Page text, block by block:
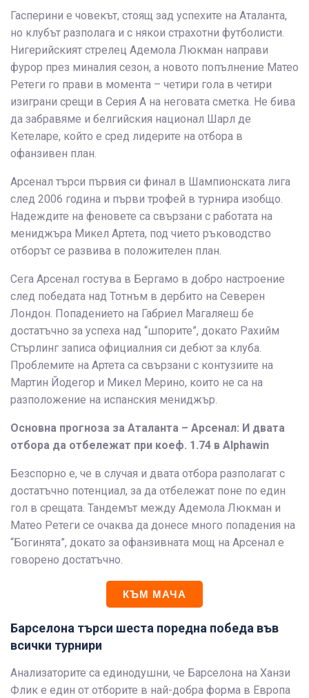
Гасперини е човекът, стоящ зад успехите на Аталанта,
но клубът разполага и с някои страхотни футболисти.
Нигерийският стрелец Адемола Люкман направи
фурор през миналия сезон, а новото попълнение Матео
Ретеги го прави в момента – четири гола в четири
изиграни срещи в Серия А на неговата сметка. Не бива
да забравяме и белгийския национал Шарл де
Кетеларе, който е сред лидерите на отбора в
офанзивен план.
Арсенал търси първия си финал в Шампионската лига
след 2006 година и първи трофей в турнира изобщо.
Надеждите на феновете са свързани с работата на
мениджъра Микел Артета, под чието ръководство
отборът се развива в положителен план.
Сега Арсенал гостува в Бергамо в добро настроение
след победата над Тотнъм в дербито на Северен
Лондон. Попадението на Габриел Магаляеш бе
достатъчно за успеха над “шпорите”, докато Рахийм
Стърлинг записа официалния си дебют за клуба.
Проблемите на Артета са свързани с контузиите на
Мартин Йодегор и Микел Мерино, които не са на
разположение на испанския мениджър.
Основна прогноза за Аталанта – Арсенал: И двата
отбора да отбележат при коеф. 1.74 в Alphawin
Безспорно е, че в случая и двата отбора разполагат с
достатъчно потенциал, за да отбележат поне по един
гол в срещата. Тандемът между Адемола Люкман и
Матео Ретеги се очаква да донесе много попадения на
“Богинята”, докато за офанзивната мощ на Арсенал е
говорено достатъчно.
КЪМ МАЧА
Барселона търси шеста поредна победа във
всички турнири
Анализаторите са единодушни, че Барселона на Ханзи
Флик е един от отборите в най-добра форма в Европа